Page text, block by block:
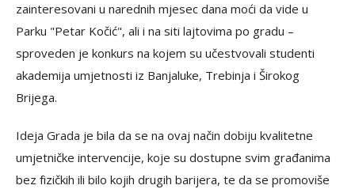
zainteresovani u narednih mjesec dana moći da vide u
Parku "Petar Kočić", ali i na siti lajtovima po gradu –
sproveden je konkurs na kojem su učestvovali studenti
akademija umjetnosti iz Banjaluke, Trebinja i Širokog
Brijega.
Ideja Grada je bila da se na ovaj način dobiju kvalitetne
umjetničke intervencije, koje su dostupne svim građanima
bez fizičkih ili bilo kojih drugih barijera, te da se promoviše